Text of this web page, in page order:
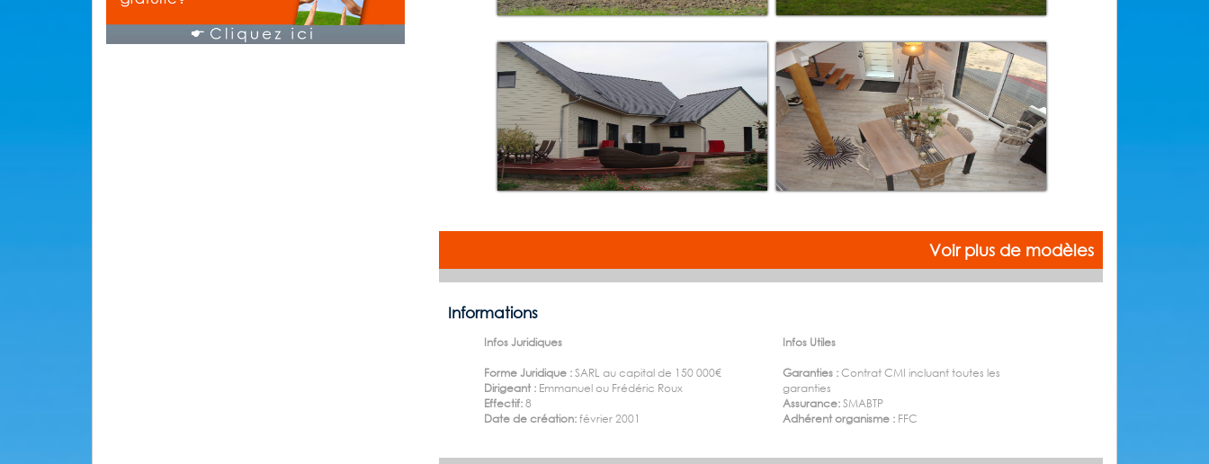
Voir plus de modèles
Informations
Infos Juridiques
Forme Juridique :SARL au capital de 150 000€
Dirigeant : Emmanuel ou Frédéric Roux
Effectif:8
Date de création:février 2001
Infos Utiles
Garanties :Contrat CMI incluant toutes les
garanties
Assurance:SMABTP
Adhérent organisme : FFC